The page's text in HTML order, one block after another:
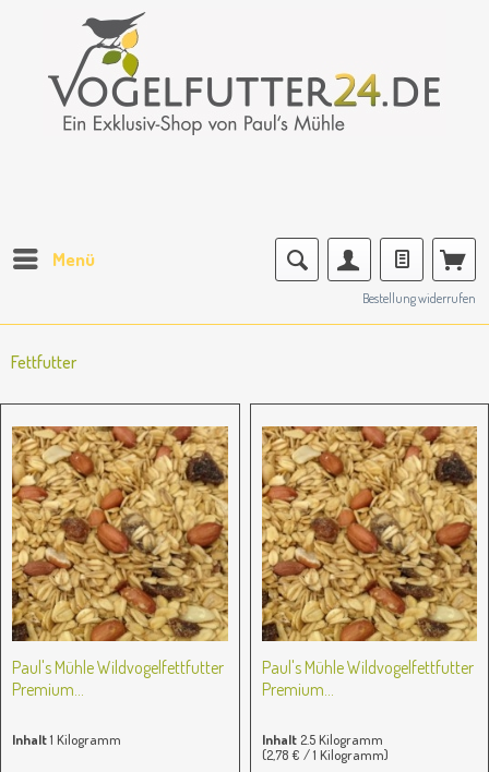
Menü
Bestellung widerrufen
Fettfutter
Paul's Mühle Wildvogelfettfutter
Premium...
Inhalt1 Kilogramm
Paul's Mühle Wildvogelfettfutter
Premium...
Inhalt 2.5 Kilogramm
(2,78 € / 1 Kilogramm)